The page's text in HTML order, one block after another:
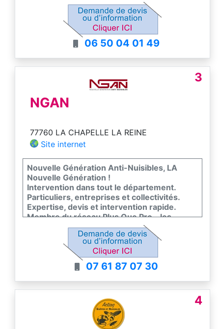
06 50 04 01 49
3
NGAN
77760 LA CHAPELLE LA REINE
Site internet
Nouvelle Génération Anti-Nuisibles, LA
Nouvelle Génération !
Intervention dans tout le département.
Particuliers, entreprises et collectivités.
Expertise, devis et intervention rapide.
Membre du réseau Plus Que Pro - les
meilleurs entreprises de France
07 61 87 07 30
4